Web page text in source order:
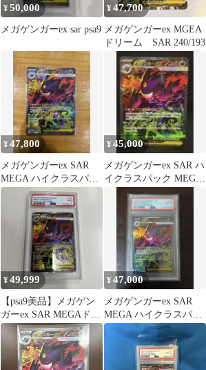
¥50,000
メガゲンガーex sar psa9
¥47,700
メガゲンガーex MGEA
ドリーム SAR 240/193
¥47,800
メガゲンガーex SAR
MEGA ハイクラスパッ
ク MEGAドリームex
¥45,000
メガゲンガーex SAR ハ
イクラスパック MEGA
ドリームex 240/193
¥49,999
【psa9美品】メガゲン
ガーex SAR MEGAドリ
ームex
¥47,000
メガゲンガーex SAR
MEGA ハイクラスパッ
ク MEGAドリームex